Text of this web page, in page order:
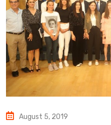
August 5, 2019